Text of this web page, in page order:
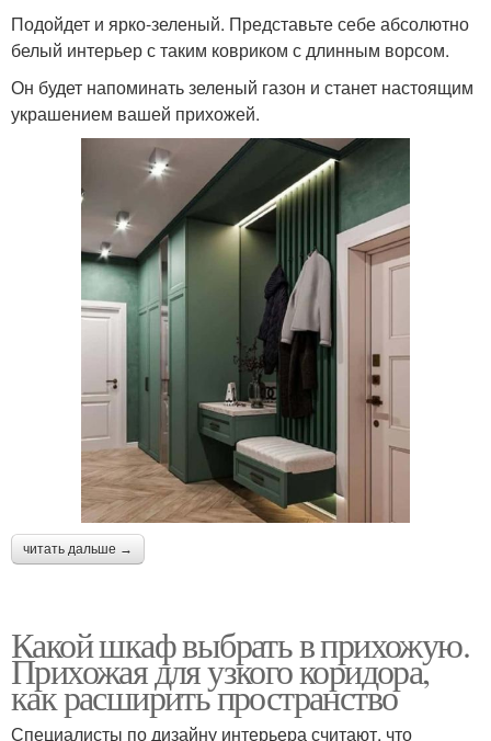
Подойдет и ярко-зеленый. Представьте себе абсолютно
белый интерьер с таким ковриком с длинным ворсом.
Он будет напоминать зеленый газон и станет настоящим
украшением вашей прихожей.
читать дальше →
Какой шкаф выбрать в прихожую.
Прихожая для узкого коридора,
как расширить пространство
Специалисты по дизайну интерьера считают, что